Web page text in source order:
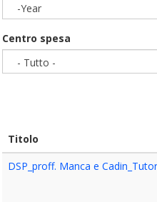
-Year
Centro spesa
- Tutto -
Titolo
DSP_proff. Manca e